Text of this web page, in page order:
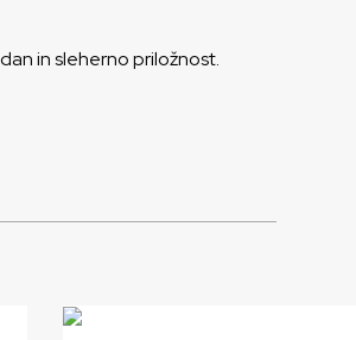
in sleherno priložnost.